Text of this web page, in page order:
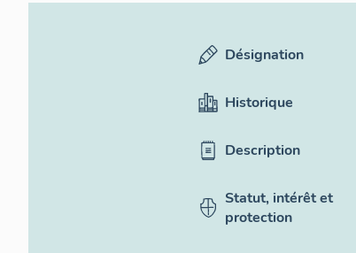
Désignation
Historique
Description
Statut, intérêt et
protection